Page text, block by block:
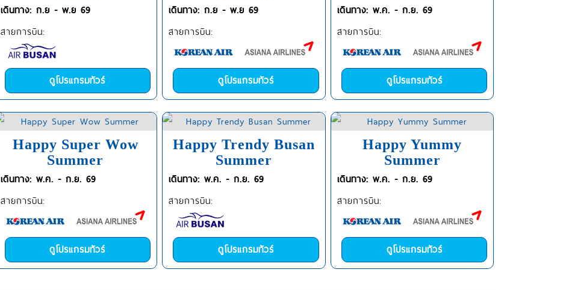
เดินทาง: ก.ย - พ.ย 69
สายการบิน:
ดูโปรแกรมทัวร์
เดินทาง: ก.ย - พ.ย 69
สายการบิน:
ดูโปรแกรมทัวร์
เดินทาง: พ.ค. - ก.ย. 69
สายการบิน:
ดูโปรแกรมทัวร์
Happy Super Wow
Summer
เดินทาง: พ.ค. - ก.ย. 69
สายการบิน:
ดูโปรแกรมทัวร์
Happy Trendy Busan
Summer
เดินทาง: พ.ค. - ก.ย. 69
สายการบิน:
ดูโปรแกรมทัวร์
Happy Yummy
Summer
เดินทาง: พ.ค. - ก.ย. 69
สายการบิน:
ดูโปรแกรมทัวร์